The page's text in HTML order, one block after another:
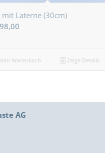
Laterne (30cm)
Warenkorb Zeige Details
AG